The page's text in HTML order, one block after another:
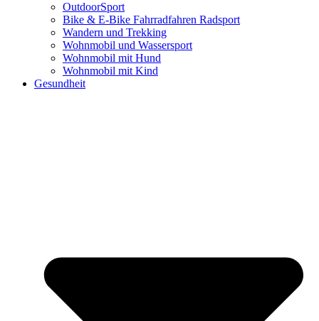
OutdoorSport
Bike & E-Bike Fahrradfahren Radsport
Wandern und Trekking
Wohnmobil und Wassersport
Wohnmobil mit Hund
Wohnmobil mit Kind
Gesundheit